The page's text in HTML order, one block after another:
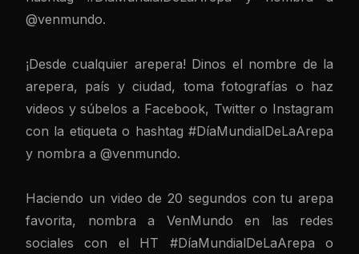
@venmundo.
¡Desde cualquier arepera! Dinos el nombre de la
arepera, país y ciudad, toma fotografías o haz
videos y súbelos a Facebook, Twitter o Instagram
con la etiqueta o hashtag #DíaMundialDeLaArepa
y nombra a @venmundo.
Haciendo un video de 20 segundos con tu arepa
favorita, nombra a VenMundo en las redes
sociales con el HT #DíaMundialDeLaArepa o